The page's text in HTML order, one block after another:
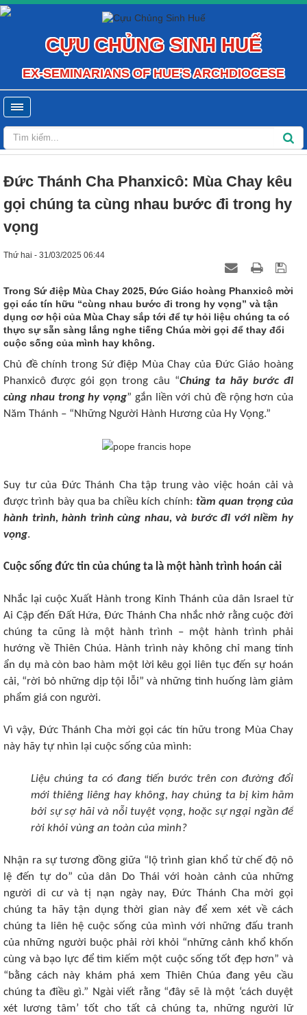
CỰU CHỦNG SINH HUẾ
EX-SEMINARIANS OF HUE'S ARCHDIOCESE
Đức Thánh Cha Phanxicô: Mùa Chay kêu
gọi chúng ta cùng nhau bước đi trong hy
vọng
Thứ hai - 31/03/2025 06:44
Trong Sứ điệp Mùa Chay 2025, Đức Giáo hoàng Phanxicô mời
gọi các tín hữu “cùng nhau bước đi trong hy vọng” và tận
dụng cơ hội của Mùa Chay sắp tới để tự hỏi liệu chúng ta có
thực sự sẵn sàng lắng nghe tiếng Chúa mời gọi để thay đổi
cuộc sống của mình hay không.
Chủ đề chính trong Sứ điệp Mùa Chay của Đức Giáo hoàng
Phanxicô được gói gọn trong câu “Chúng ta hãy bước đi
cùng nhau trong hy vọng” gắn liền với chủ đề rộng hơn của
Năm Thánh – “Những Người Hành Hương của Hy Vọng.”
Suy tư của Đức Thánh Cha tập trung vào việc hoán cải và
được trình bày qua ba chiều kích chính: tầm quan trọng của
hành trình, hành trình cùng nhau, và bước đi với niềm hy
vọng.
Cuộc sống đức tin của chúng ta là một hành trình hoán cải
Nhắc lại cuộc Xuất Hành trong Kinh Thánh của dân Israel từ
Ai Cập đến Đất Hứa, Đức Thánh Cha nhắc nhở rằng cuộc đời
chúng ta cũng là một hành trình – một hành trình phải
hướng về Thiên Chúa. Hành trình này không chỉ mang tính
ẩn dụ mà còn bao hàm một lời kêu gọi liên tục đến sự hoán
cải, “rời bỏ những dịp tội lỗi” và những tình huống làm giảm
phẩm giá con người.
Vì vậy, Đức Thánh Cha mời gọi các tín hữu trong Mùa Chay
này hãy tự nhìn lại cuộc sống của mình:
Liệu chúng ta có đang tiến bước trên con đường đổi
mới thiêng liêng hay không, hay chúng ta bị kìm hãm
bởi sự sợ hãi và nỗi tuyệt vọng, hoặc sự ngại ngần để
rời khỏi vùng an toàn của mình?
Nhận ra sự tương đồng giữa “lộ trình gian khổ từ chế độ nô
lệ đến tự do” của dân Do Thái với hoàn cảnh của những
người di cư và tị nạn ngày nay, Đức Thánh Cha mời gọi
chúng ta hãy tận dụng thời gian này để xem xét về cách
chúng ta liên hệ cuộc sống của mình với những đấu tranh
của những người buộc phải rời khỏi “những cảnh khổ khốn
cùng và bạo lực để tìm kiếm một cuộc sống tốt đẹp hơn” và
“bằng cách này khám phá xem Thiên Chúa đang yêu cầu
chúng ta điều gì.” Ngài viết rằng “đây sẽ là một ‘cách duyệt
xét lương tâm’ tốt cho tất cả chúng ta, những người lữ